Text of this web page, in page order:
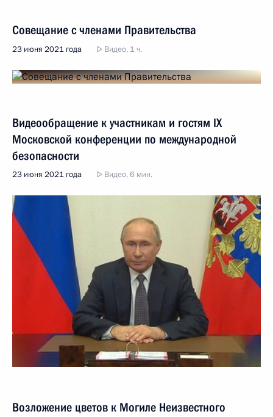
Совещание с членами Правительства
23 июня 2021 года Видео, 1 ч.
Видеообращение к участникам и гостям IX
Московской конференции по международной
безопасности
23 июня 2021 года Видео, 6 мин.
Возложение цветов к Могиле Неизвестного